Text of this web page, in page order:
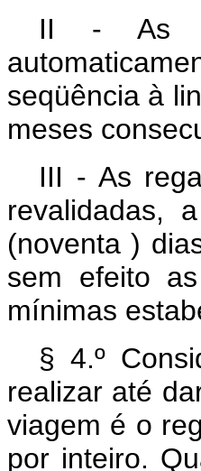
II - As
seqüência à
meses
III - As
revalidadas,
(noventa )
sem efeito
mínimas
§ 4.º
realizar até
viagem é o
por inteiro.